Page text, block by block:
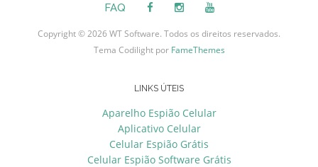
FAQ
Copyright © 2026 WT Software. Todos os direitos reservados.
Tema Codilight por FameThemes
LINKS ÚTEIS
Aparelho Espião Celular
Aplicativo Celular
Celular Espião Grátis
Celular Espião Software Grátis